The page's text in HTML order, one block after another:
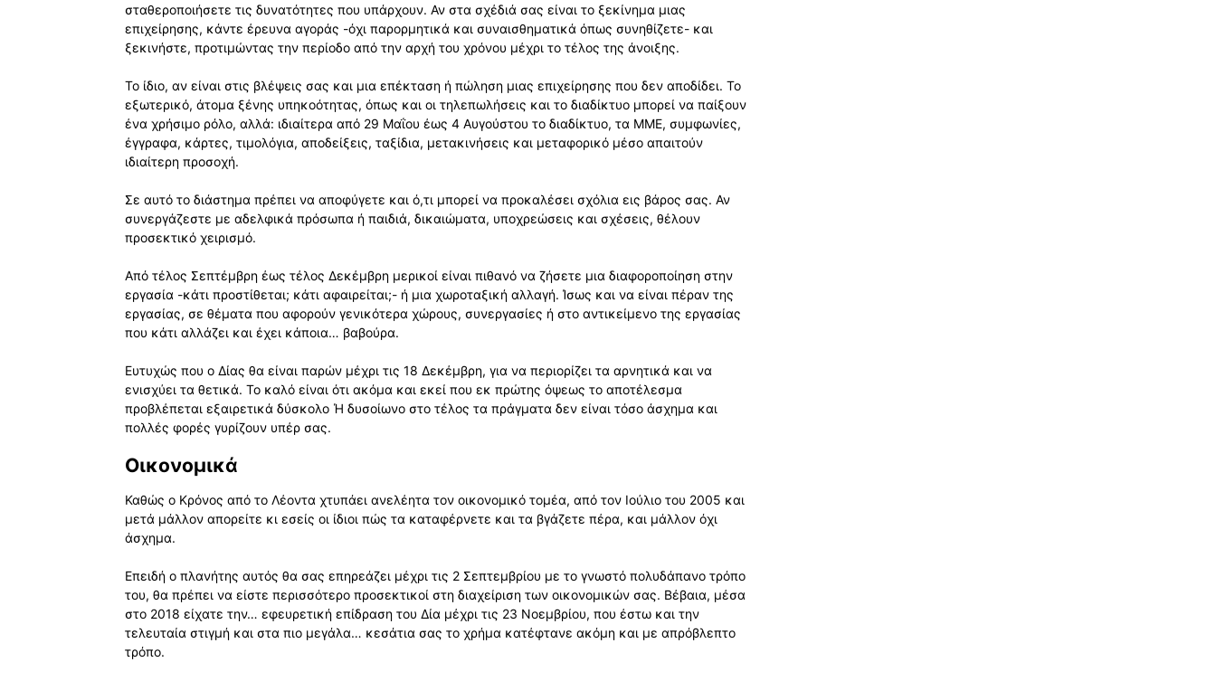
σταθεροποιήσετε τις δυνατότητες που υπάρχουν. Αν στα σχέδιά σας είναι το ξεκίνημα μιας
επιχείρησης, κάντε έρευνα αγοράς -όχι παρορμητικά και συναισθηματικά όπως συνηθίζετε- και
ξεκινήστε, προτιμώντας την περίοδο από την αρχή του χρόνου μέχρι το τέλος της άνοιξης.
Το ίδιο, αν είναι στις βλέψεις σας και μια επέκταση ή πώληση μιας επιχείρησης που δεν αποδίδει. Το
εξωτερικό, άτομα ξένης υπηκοότητας, όπως και οι τηλεπωλήσεις και το διαδίκτυο μπορεί να παίξουν
ένα χρήσιμο ρόλο, αλλά: ιδιαίτερα από 29 Μαΐου έως 4 Αυγούστου το διαδίκτυο, τα ΜΜΕ, συμφωνίες,
έγγραφα, κάρτες, τιμολόγια, αποδείξεις, ταξίδια, μετακινήσεις και μεταφορικό μέσο απαιτούν
ιδιαίτερη προσοχή.
Σε αυτό το διάστημα πρέπει να αποφύγετε και ό,τι μπορεί να προκαλέσει σχόλια εις βάρος σας. Αν
συνεργάζεστε με αδελφικά πρόσωπα ή παιδιά, δικαιώματα, υποχρεώσεις και σχέσεις, θέλουν
προσεκτικό χειρισμό.
Από τέλος Σεπτέμβρη έως τέλος Δεκέμβρη μερικοί είναι πιθανό να ζήσετε μια διαφοροποίηση στην
εργασία -κάτι προστίθεται; κάτι αφαιρείται;- ή μια χωροταξική αλλαγή. Ίσως και να είναι πέραν της
εργασίας, σε θέματα που αφορούν γενικότερα χώρους, συνεργασίες ή στο αντικείμενο της εργασίας
που κάτι αλλάζει και έχει κάποια… βαβούρα.
Ευτυχώς που ο Δίας θα είναι παρών μέχρι τις 18 Δεκέμβρη, για να περιορίζει τα αρνητικά και να
ενισχύει τα θετικά. Το καλό είναι ότι ακόμα και εκεί που εκ πρώτης όψεως το αποτέλεσμα
προβλέπεται εξαιρετικά δύσκολο Ή δυσοίωνο στο τέλος τα πράγματα δεν είναι τόσο άσχημα και
πολλές φορές γυρίζουν υπέρ σας.
Οικονομικά
Καθώς ο Κρόνος από το Λέοντα χτυπάει ανελέητα τον οικονομικό τομέα, από τον Ιούλιο του 2005 και
μετά μάλλον απορείτε κι εσείς οι ίδιοι πώς τα καταφέρνετε και τα βγάζετε πέρα, και μάλλον όχι
άσχημα.
Επειδή ο πλανήτης αυτός θα σας επηρεάζει μέχρι τις 2 Σεπτεμβρίου με το γνωστό πολυδάπανο τρόπο
του, θα πρέπει να είστε περισσότερο προσεκτικοί στη διαχείριση των οικονομικών σας. Βέβαια, μέσα
στο 2018 είχατε την… εφευρετική επίδραση του Δία μέχρι τις 23 Νοεμβρίου, που έστω και την
τελευταία στιγμή και στα πιο μεγάλα… κεσάτια σας το χρήμα κατέφτανε ακόμη και με απρόβλεπτο
τρόπο.